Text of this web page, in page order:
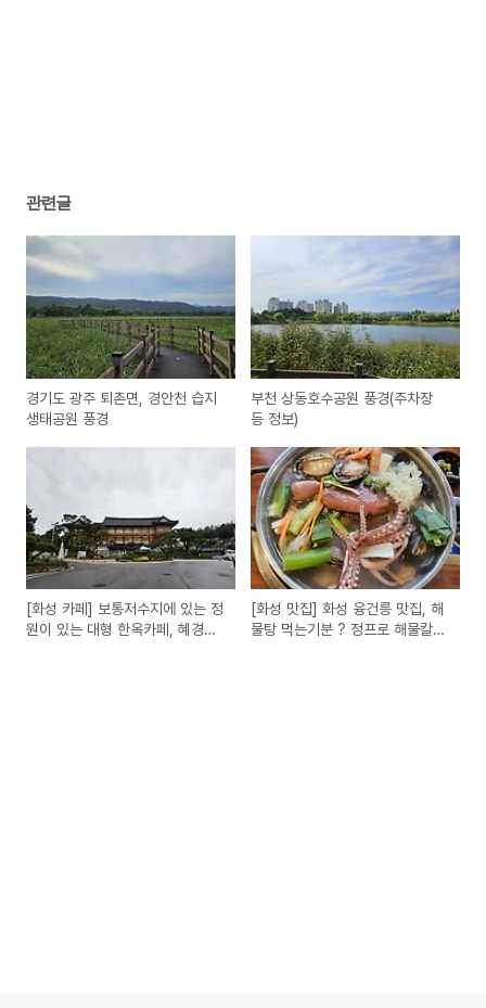
관련글
경기도 광주 퇴촌면, 경안천 습지
생태공원 풍경
부천 상동호수공원 풍경(주차장
등 정보)
[화성 카페] 보통저수지에 있는 정
원이 있는 대형 한옥카페, 혜경궁
[화성 맛집] 화성 융건릉 맛집, 해
물탕 먹는기분 ? 정프로 해물칼국